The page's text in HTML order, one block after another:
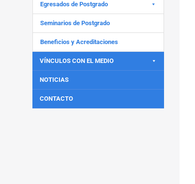
Egresados de Postgrado
Seminarios de Postgrado
Beneficios y Acreditaciones
VÍNCULOS CON EL MEDIO
NOTICIAS
CONTACTO